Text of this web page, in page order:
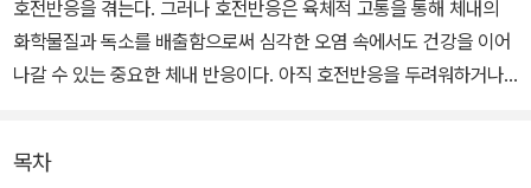
호전반응을 겪는다. 그러나 호전반응은 육체적 고통을 통해 체내의
화학물질과 독소를 배출함으로써 심각한 오염 속에서도 건강을 이어
나갈 수 있는 중요한 체내 반응이다. 아직 호전반응을 두려워하거나
목차